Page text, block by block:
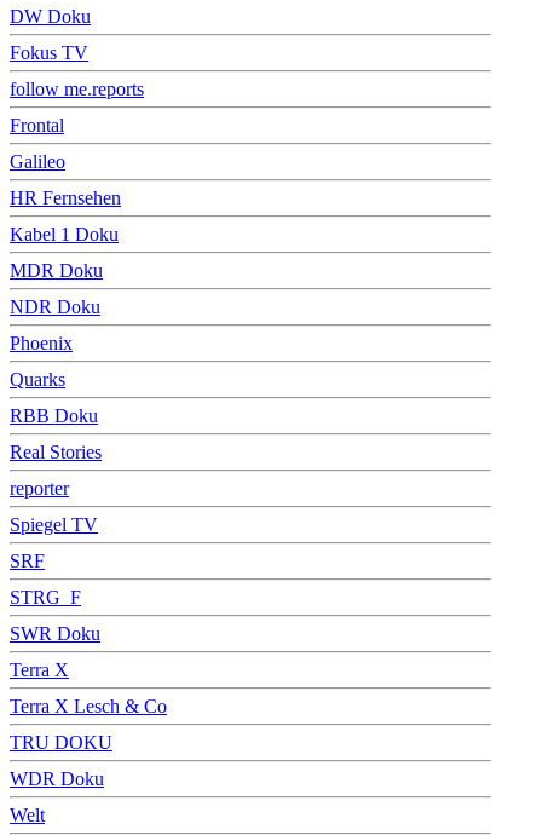
DW Doku
Fokus TV
follow me.reports
Frontal
Galileo
HR Fernsehen
Kabel 1 Doku
MDR Doku
NDR Doku
Phoenix
Quarks
RBB Doku
Real Stories
reporter
Spiegel TV
SRF
STRG_F
SWR Doku
Terra X
Terra X Lesch & Co
TRU DOKU
WDR Doku
Welt